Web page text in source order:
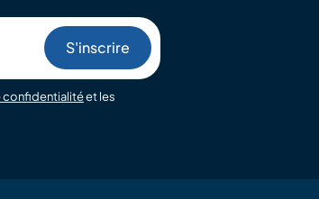
confidentialitéet les